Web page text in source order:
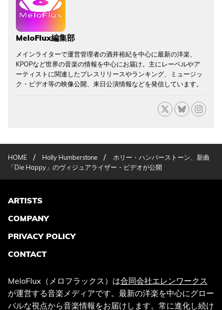
MeloFlux編集部
メインライターで運営管理者の酒井裕紀を中心に最新の洋楽、
KPOPなど世界の音楽の情報を中心にお届け。主にレーベルやア
ーティストに関連したプレスリリースやランキング、ミュージッ
ク・ビデオ等の映像公開、来日公演情報などを発信しています。
HOME / Holly Humberstone /
ホリー・ハンバーストーン、新曲
「Die Happy」のヴィジュアライザー・ビデオが公開
ARTISTS
COMPANY
PRIVACY POLICY
CONTACT
MeloFlux（メロフラックス）は合同会社エレンワークス
が運営する音楽メディアです。最新の洋楽を中心にグロー
バルな視点から音楽情報をお届けします。常に進化し続け